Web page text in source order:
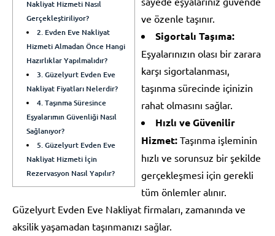
Nakliyat Hizmeti Nasıl
Gerçekleştiriliyor?
2. Evden Eve Nakliyat
Hizmeti Almadan Önce Hangi
Hazırlıklar Yapılmalıdır?
3. Güzelyurt Evden Eve
Nakliyat Fiyatları Nelerdir?
4. Taşınma Süresince
Eşyalarımın Güvenliği Nasıl
Sağlanıyor?
5. Güzelyurt Evden Eve
Nakliyat Hizmeti İçin
Rezervasyon Nasıl Yapılır?
ve özenle taşınır.
Sigortalı Taşıma:
Eşyalarınızın olası bir zarara
karşı sigortalanması,
taşınma sürecinde içinizin
rahat olmasını sağlar.
Hızlı ve Güvenilir
Hizmet: Taşınma işleminin
hızlı ve sorunsuz bir şekilde
gerçekleşmesi için gerekli
tüm önlemler alınır.
Güzelyurt Evden Eve Nakliyat firmaları, zamanında ve
aksilik yaşamadan taşınmanızı sağlar.